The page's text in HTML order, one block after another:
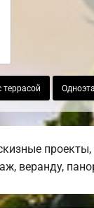
веранду,